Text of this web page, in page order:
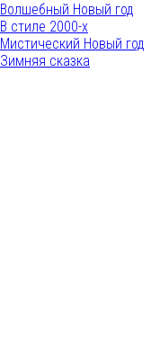
Волшебный Новый год
В стиле 2000-х
Мистический Новый год
Зимняя сказка